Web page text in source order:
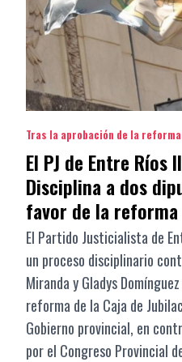
Tras la aprobación de la
El PJ de Entre Ríos
Disciplina a dos
favor de la reforma
El Partido Justicialista de
un proceso disciplinario
Miranda y Gladys
reforma de la Caja de
Gobierno provincial, en
por el Congreso Provincial